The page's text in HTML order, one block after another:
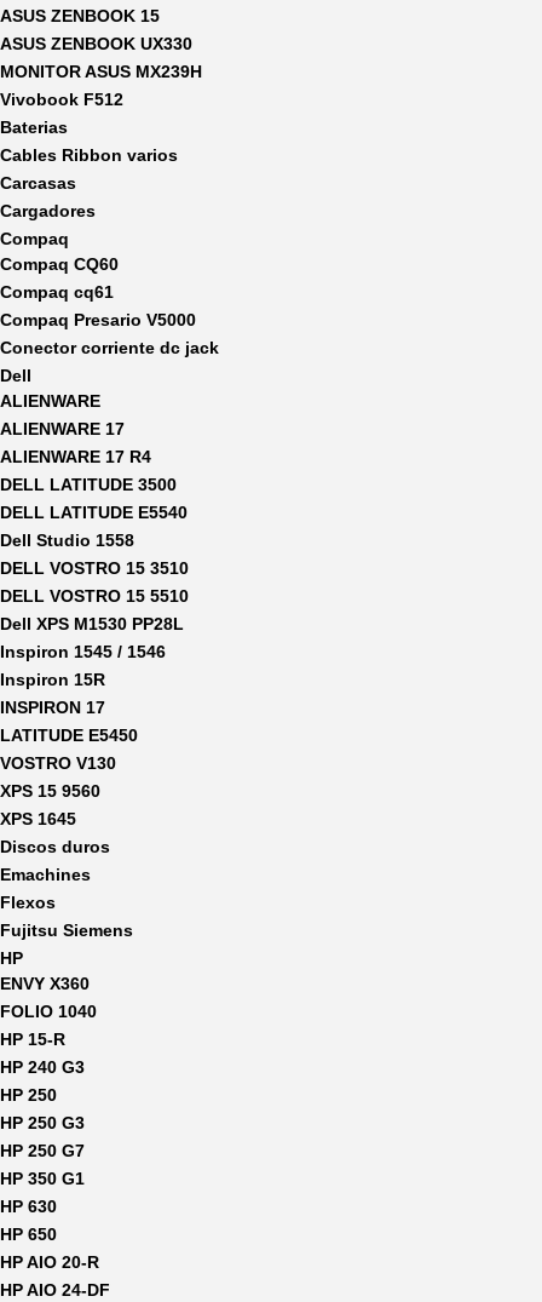
ASUS ZENBOOK 15
ASUS ZENBOOK UX330
MONITOR ASUS MX239H
Vivobook F512
Baterias
Cables Ribbon varios
Carcasas
Cargadores
Compaq
Compaq CQ60
Compaq cq61
Compaq Presario V5000
Conector corriente dc jack
Dell
ALIENWARE
ALIENWARE 17
ALIENWARE 17 R4
DELL LATITUDE 3500
DELL LATITUDE E5540
Dell Studio 1558
DELL VOSTRO 15 3510
DELL VOSTRO 15 5510
Dell XPS M1530 PP28L
Inspiron 1545 / 1546
Inspiron 15R
INSPIRON 17
LATITUDE E5450
VOSTRO V130
XPS 15 9560
XPS 1645
Discos duros
Emachines
Flexos
Fujitsu Siemens
HP
ENVY X360
FOLIO 1040
HP 15-R
HP 240 G3
HP 250
HP 250 G3
HP 250 G7
HP 350 G1
HP 630
HP 650
HP AIO 20-R
HP AIO 24-DF